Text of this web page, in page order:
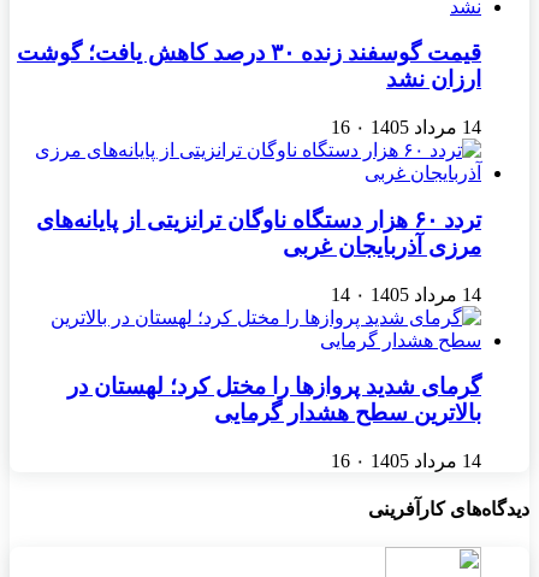
قیمت گوسفند زنده ۳۰ درصد کاهش یافت؛ گوشت
ارزان نشد
14 مرداد 1405 ۰ 16
تردد ۶۰ هزار دستگاه ناوگان ترانزیتی از پایانه‌های
مرزی آذربایجان ‌غربی
14 مرداد 1405 ۰ 14
گرمای شدید پروازها را مختل کرد؛ لهستان در
بالاترین سطح هشدار گرمایی
14 مرداد 1405 ۰ 16
دیدگاه‌های کارآفرینی